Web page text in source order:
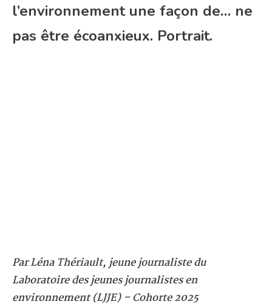
l’environnement une façon de… ne
pas être écoanxieux. Portrait.
Par Léna Thériault, jeune journaliste du
Laboratoire des jeunes journalistes en
environnement (LJJE) – Cohorte 2025